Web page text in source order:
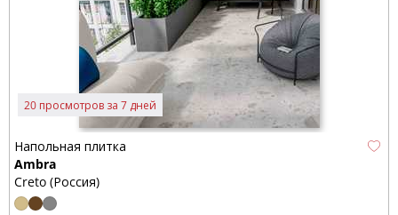
20 просмотров за 7 дней
Напольная плитка
Ambra
Creto (Россия)